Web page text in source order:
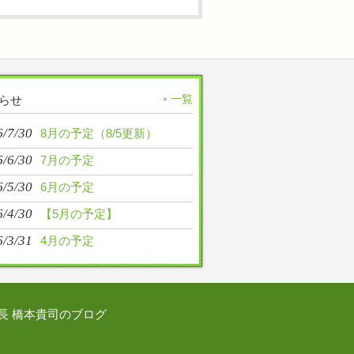
せ 一覧
7/30 8月の予定（8/5更新）
6/30 7月の予定
5/30 6月の予定
4/30 【5月の予定】
3/31 4月の予定
橋本貴司のブログ